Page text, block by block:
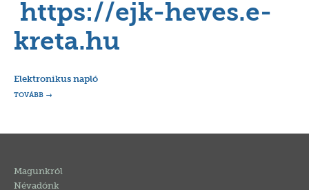
https://ejk-heves.e-
kreta.hu
Elektronikus napló
TOVÁBB
Magunkról
Névadónk